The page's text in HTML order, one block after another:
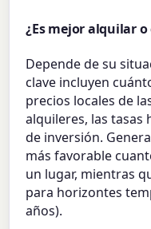
¿Es mejor alquilar
Depende de su
clave incluyen
precios locales de
alquileres, las tasas
de inversión.
más favorable
un lugar, mientras
para horizontes
años).